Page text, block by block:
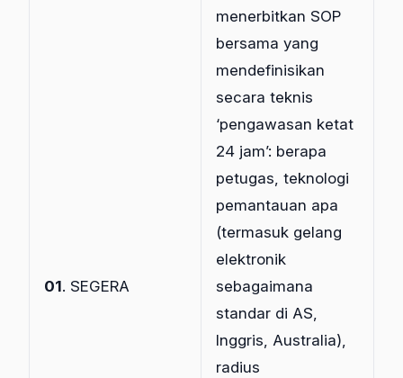
01. SEGERA
menerbitkan SOP
bersama yang
mendefinisikan
secara teknis
‘pengawasan ketat
24 jam’: berapa
petugas, teknologi
pemantauan apa
(termasuk gelang
elektronik
sebagaimana
standar di AS,
Inggris, Australia),
radius